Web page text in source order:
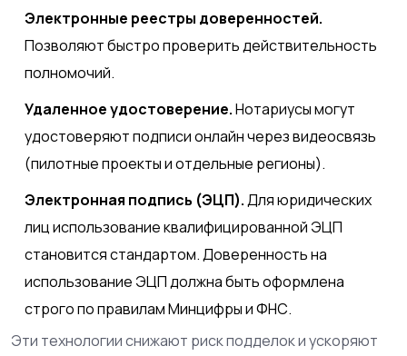
Электронные реестры доверенностей.
Позволяют быстро проверить действительность
полномочий.
Удаленное удостоверение.Нотариусы могут
удостоверяют подписи онлайн через видеосвязь
(пилотные проекты и отдельные регионы).
Электронная подпись (ЭЦП).Для юридических
лиц использование квалифицированной ЭЦП
становится стандартом. Доверенность на
использование ЭЦП должна быть оформлена
строго по правилам Минцифры и ФНС.
Эти технологии снижают риск подделок и ускоряют